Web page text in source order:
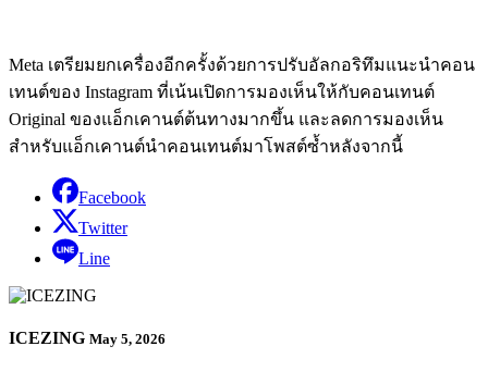
Meta เตรียมยกเครื่องอีกครั้งด้วยการปรับอัลกอริทึมแนะนำคอน
เทนต์ของ Instagram ที่เน้นเปิดการมองเห็นให้กับคอนเทนต์
Original ของแอ็กเคานต์ต้นทางมากขึ้น และลดการมองเห็น
สำหรับแอ็กเคานต์นำคอนเทนต์มาโพสต์ซ้ำหลังจากนี้
Facebook
Twitter
Line
ICEZING May 5, 2026